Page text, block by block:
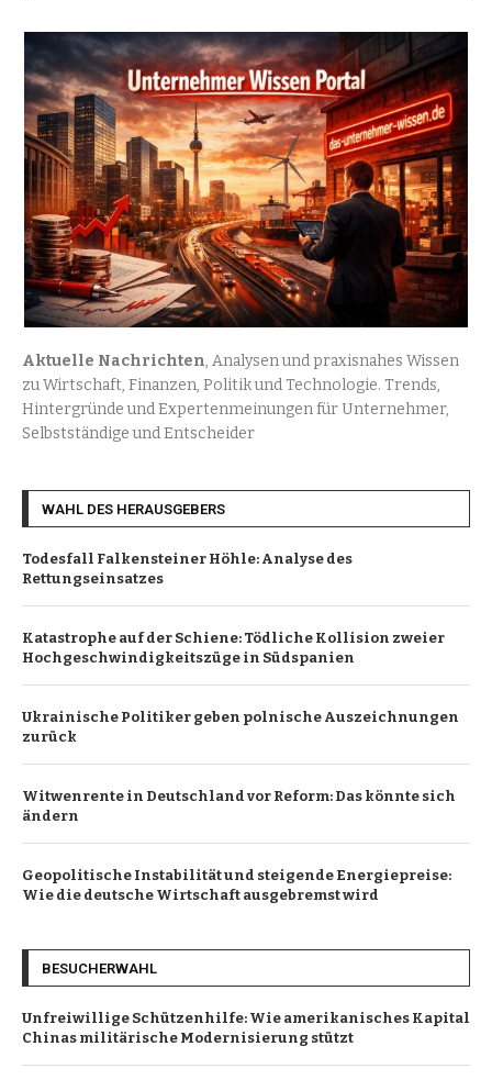
Aktuelle Nachrichten, Analysen und praxisnahes Wissen
zu Wirtschaft, Finanzen, Politik und Technologie. Trends,
Hintergründe und Expertenmeinungen für Unternehmer,
Selbstständige und Entscheider
WAHL DES HERAUSGEBERS
Todesfall Falkensteiner Höhle: Analyse des
Rettungseinsatzes
Katastrophe auf der Schiene: Tödliche Kollision zweier
Hochgeschwindigkeitszüge in Südspanien
Ukrainische Politiker geben polnische Auszeichnungen
zurück
Witwenrente in Deutschland vor Reform: Das könnte sich
ändern
Geopolitische Instabilität und steigende Energiepreise:
Wie die deutsche Wirtschaft ausgebremst wird
BESUCHERWAHL
Unfreiwillige Schützenhilfe: Wie amerikanisches Kapital
Chinas militärische Modernisierung stützt